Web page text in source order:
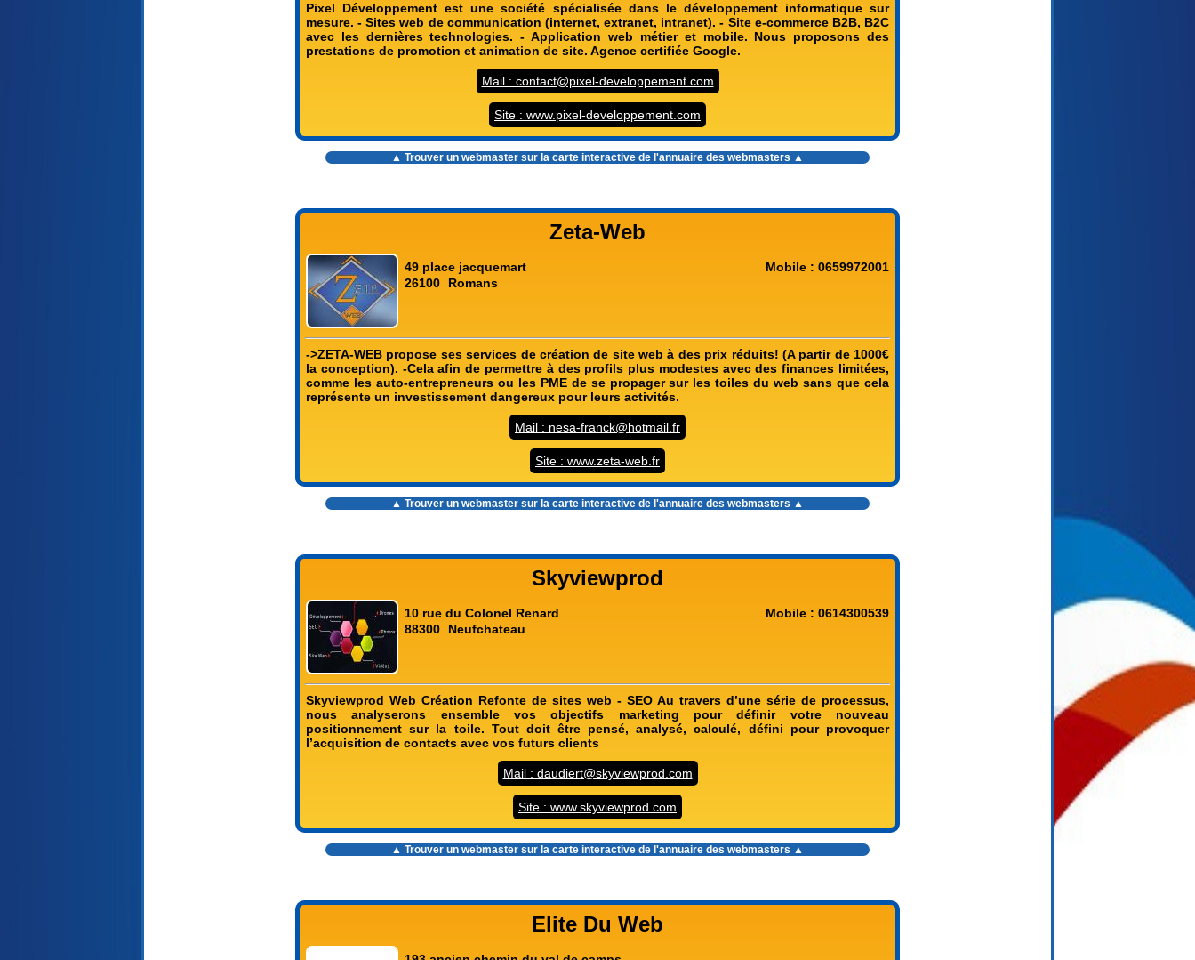
Pixel Développement est une société spécialisée dans le développement informatique sur
mesure. - Sites web de communication (internet, extranet, intranet). - Site e-commerce B2B, B2C
avec les dernières technologies. - Application web métier et mobile. Nous proposons des
prestations de promotion et animation de site. Agence certifiée Google.
Mail : contact@pixel-developpement.com
Site : www.pixel-developpement.com
▲ Trouver un webmaster sur la carte interactive de l'annuaire des webmasters ▲
Zeta-Web
49 place jacquemart
26100
Romans
Mobile : 0659972001
->ZETA-WEB propose ses services de création de site web à des prix réduits! (A partir de 1000€
la conception). -Cela afin de permettre à des profils plus modestes avec des finances limitées,
comme les auto-entrepreneurs ou les PME de se propager sur les toiles du web sans que cela
représente un investissement dangereux pour leurs activités.
Mail : nesa-franck@hotmail.fr
Site : www.zeta-web.fr
▲ Trouver un webmaster sur la carte interactive de l'annuaire des webmasters ▲
Skyviewprod
10 rue du Colonel Renard
88300
Neufchateau
Mobile : 0614300539
Skyviewprod Web Création Refonte de sites web - SEO Au travers d’une série de processus,
nous analyserons ensemble vos objectifs marketing pour définir votre nouveau
positionnement sur la toile. Tout doit être pensé, analysé, calculé, défini pour provoquer
l’acquisition de contacts avec vos futurs clients
Mail : daudiert@skyviewprod.com
Site : www.skyviewprod.com
▲ Trouver un webmaster sur la carte interactive de l'annuaire des webmasters ▲
Elite Du Web